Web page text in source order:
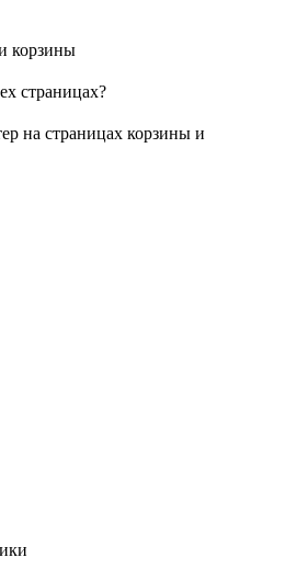
корзины
страницах?
на страницах корзины и